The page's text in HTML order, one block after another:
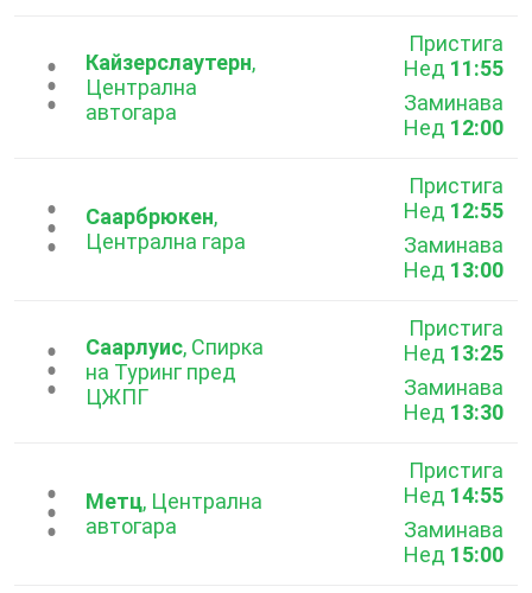
...Кайзерслаутерн,
Централна
автогара
Пристига
Нед 11:55
Заминава
Нед 12:00
...Саарбрюкен,
Централна гара
Пристига
Нед 12:55
Заминава
Нед 13:00
...Саарлуис, Спирка
на Туринг пред
ЦЖПГ
Пристига
Нед 13:25
Заминава
Нед 13:30
...Метц, Централна
автогара
Пристига
Нед 14:55
Заминава
Нед 15:00